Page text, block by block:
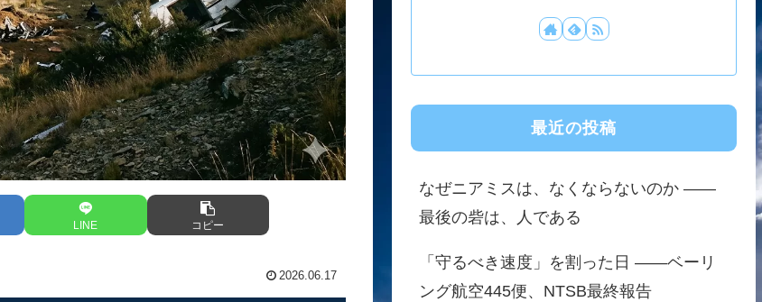
LINE コピー
2026.06.17
最近の投稿
なぜニアミスは、なくならないのか ——
最後の砦は、人である
「守るべき速度」を割った日 ——ベーリ
ング航空445便、NTSB最終報告